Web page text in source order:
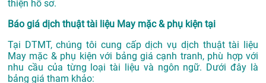
thiện hồ sơ.
Báo giá dịch thuật tài liệu May mặc & phụ kiện tại
Tại DTMT, chúng tôi cung cấp dịch vụ dịch thuật tài liệu
May mặc & phụ kiện với bảng giá cạnh tranh, phù hợp với
nhu cầu của từng loại tài liệu và ngôn ngữ. Dưới đây là
bảng giá tham khảo: